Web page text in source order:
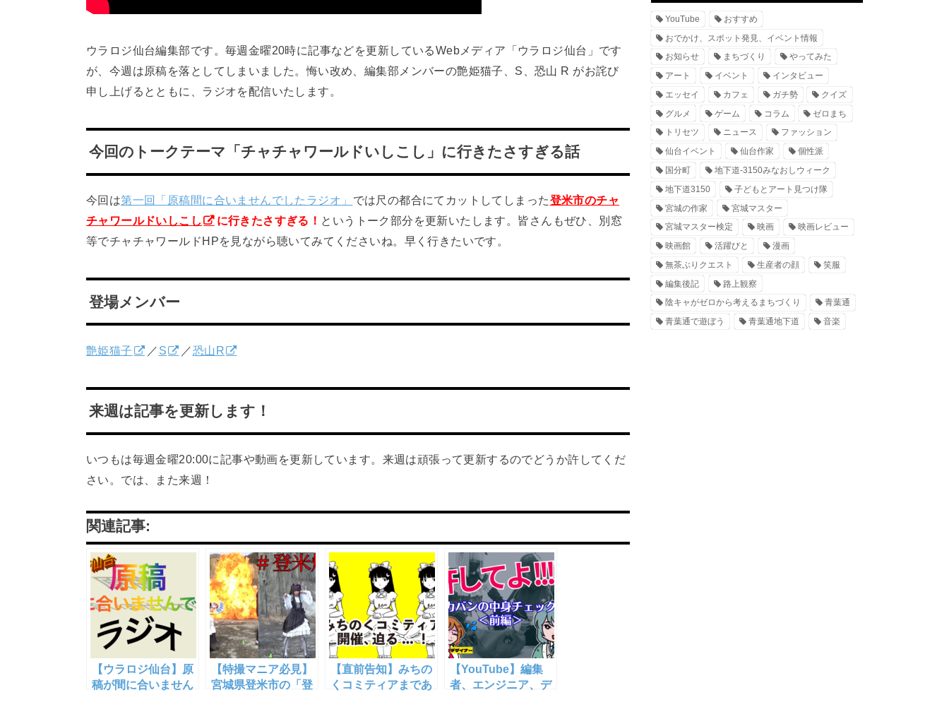
ウラロジ仙台編集部です。毎週金曜20時に記事などを更新しているWebメディア「ウラロジ仙台」です
が、今週は原稿を落としてしまいました。悔い改め、編集部メンバーの艶姫猫子、S、恐山 R がお詫び
申し上げるとともに、ラジオを配信いたします。
今回のトークテーマ「チャチャワールドいしこし」に行きたさすぎる話
今回は第一回「原稿間に合いませんでしたラジオ」 では尺の都合にてカットしてしまった登米市のチャ
チャワールドいしこし
に行きたさすぎる！ というトーク部分を更新いたします。皆さんもぜひ、別窓
等でチャチャワールドHPを見ながら聴いてみてくださいね。早く行きたいです。
登場メンバー
艶姫猫子 ／ S ／恐山R
来週は記事を更新します！
いつもは毎週金曜20:00に記事や動画を更新しています。来週は頑張って更新するのでどうか許してくだ
さい。では、また来週！
関連記事:
【ウラロジ仙台】原
稿が間に合いません
【特撮マニア必見】
宮城県登米市の「登
【直前告知】みちの
くコミティアまであ
【YouTube】編集
者、エンジニア、デ
YouTube
おすすめ
おでかけ、スポット発見、イベント情報
お知らせ
まちづくり
やってみた
アート
イベント
インタビュー
エッセイ
カフェ ガチ勢
クイズ
グルメ
ゲーム コラム
ゼロまち
トリセツ
ニュース
ファッション
仙台イベント
仙台作家
個性派
国分町
地下道-3150みなおしウィーク
地下道3150
子どもとアート見つけ隊
宮城の作家
宮城マスター
宮城マスター検定
映画
映画レビュー
映画館
活躍びと
漫画
無茶ぶりクエスト
生産者の顔
笑服
編集後記
路上観察
陰キャがゼロから考えるまちづくり
青葉通
青葉通で遊ぼう
青葉通地下道 音楽